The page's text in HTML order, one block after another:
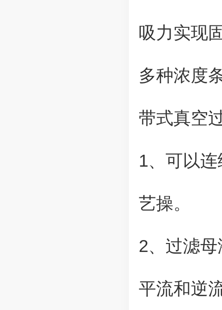
吸力实现
多种浓度
带式真空
1、可以
艺操。
2、过滤
平流和逆